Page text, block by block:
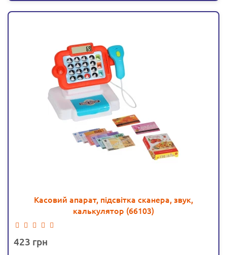
Касовий апарат, підсвітка сканера, звук,
калькулятор (66103)
423